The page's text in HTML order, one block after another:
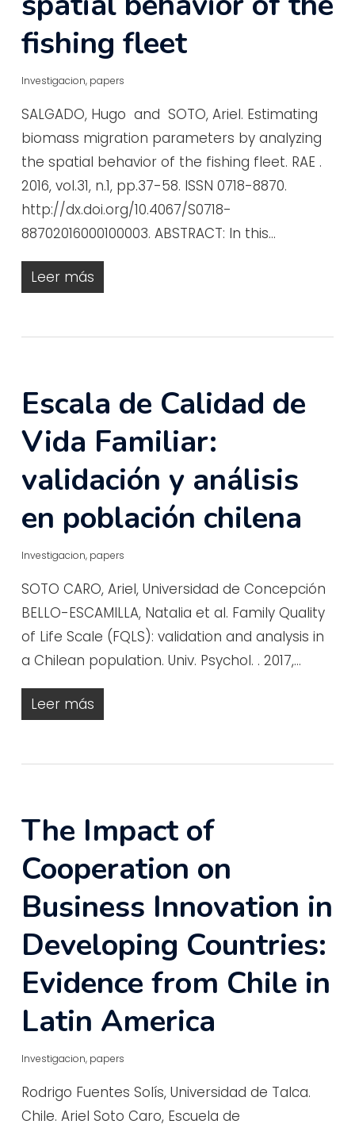
fishing fleet
Investigacion, papers
SALGADO, Hugo and SOTO, Ariel. Estimating
biomass migration parameters by analyzing
the spatial behavior of the fishing fleet. RAE .
2016, vol.31, n.1, pp.37-58. ISSN 0718-8870.
http://dx.doi.org/10.4067/S0718-
88702016000100003. ABSTRACT: In this…
Leer más
Escala de Calidad de
Vida Familiar:
validación y análisis
en población chilena
Investigacion, papers
SOTO CARO, Ariel, Universidad de Concepción
BELLO-ESCAMILLA, Natalia et al. Family Quality
of Life Scale (FQLS): validation and analysis in
a Chilean population. Univ. Psychol. . 2017,…
Leer más
The Impact of
Cooperation on
Business Innovation in
Developing Countries:
Evidence from Chile in
Latin America
Investigacion, papers
Rodrigo Fuentes Solís, Universidad de Talca.
Chile. Ariel Soto Caro, Escuela de